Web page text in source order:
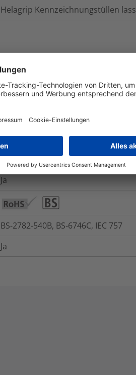
Helagrip Kennzeichnungstüllen
-65 °C bis +105 °C, kurzfristig bis
UL94 V0 (3 mm)
Ja
Nein
Ja
BS-2782-540B, BS-6746C, IEC 757
Ja